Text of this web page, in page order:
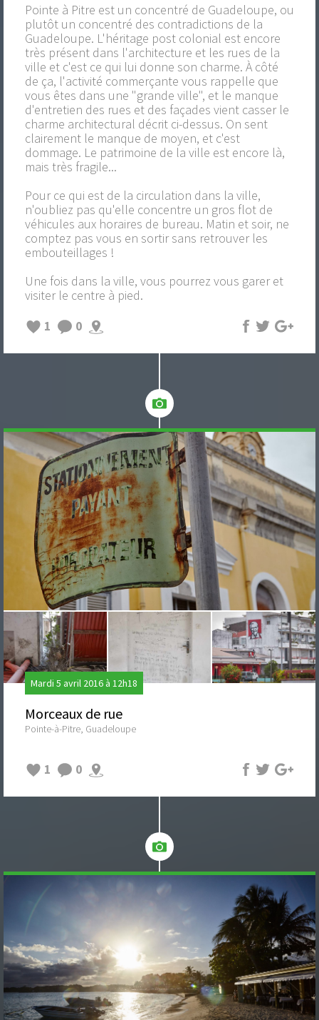
Pointe à Pitre est un concentré de Guadeloupe, ou
plutôt un concentré des contradictions de la
Guadeloupe. L'héritage post colonial est encore
très présent dans l'architecture et les rues de la
ville et c'est ce qui lui donne son charme. À côté
de ça, l'activité commerçante vous rappelle que
vous êtes dans une "grande ville", et le manque
d'entretien des rues et des façades vient casser le
charme architectural décrit ci-dessus. On sent
clairement le manque de moyen, et c'est
dommage. Le patrimoine de la ville est encore là,
mais très fragile...
Pour ce qui est de la circulation dans la ville,
n'oubliez pas qu'elle concentre un gros flot de
véhicules aux horaires de bureau. Matin et soir, ne
comptez pas vous en sortir sans retrouver les
embouteillages !
Une fois dans la ville, vous pourrez vous garer et
visiter le centre à pied.
1
0
Mardi 5 avril 2016 à 12h18
Morceaux de rue
Pointe-à-Pitre, Guadeloupe
1 0